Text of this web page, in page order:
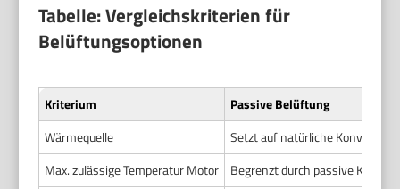
Tabelle: Vergleichskriterien für
Belüftungsoptionen
Kriterium
Passive Belüftung
Wärmequelle
Setzt auf natürliche
Max. zulässige Temperatur Motor
Begrenzt durch passive